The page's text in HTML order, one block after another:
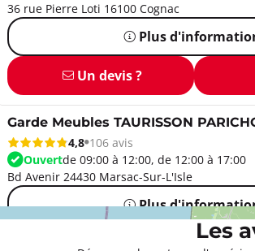
36 rue Pierre Loti 16100 Cognac
Plus
Un devis ?
Garde Meubles TAURISSON
4,8 106 avis
Ouvertde 09:00 à 12:00, de 12:00 à 17:00
Bd Avenir 24430 Marsac-Sur-L'Isle
Plus
Les